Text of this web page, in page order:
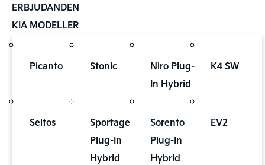
ERBJUDANDEN
KIA MODELLER
Picanto Stonic
Niro Plug-
In Hybrid
K4 SW
Seltos
Sportage
Plug-In
Hybrid
Sorento
Plug-In
Hybrid
EV2